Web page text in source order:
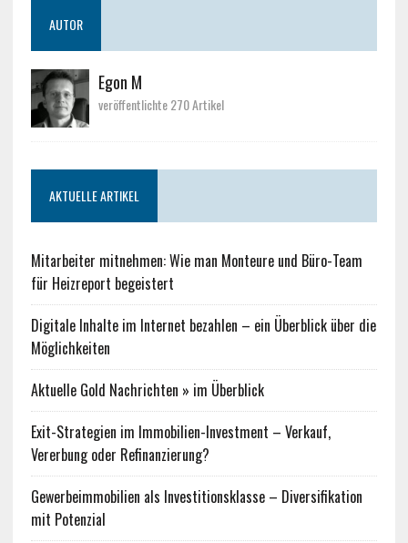
AUTOR
Egon M
veröffentlichte 270 Artikel
AKTUELLE ARTIKEL
Mitarbeiter mitnehmen: Wie man Monteure und Büro-Team
für Heizreport begeistert
Digitale Inhalte im Internet bezahlen – ein Überblick über die
Möglichkeiten
Aktuelle Gold Nachrichten » im Überblick
Exit-Strategien im Immobilien-Investment – Verkauf,
Vererbung oder Refinanzierung?
Gewerbeimmobilien als Investitionsklasse – Diversifikation
mit Potenzial